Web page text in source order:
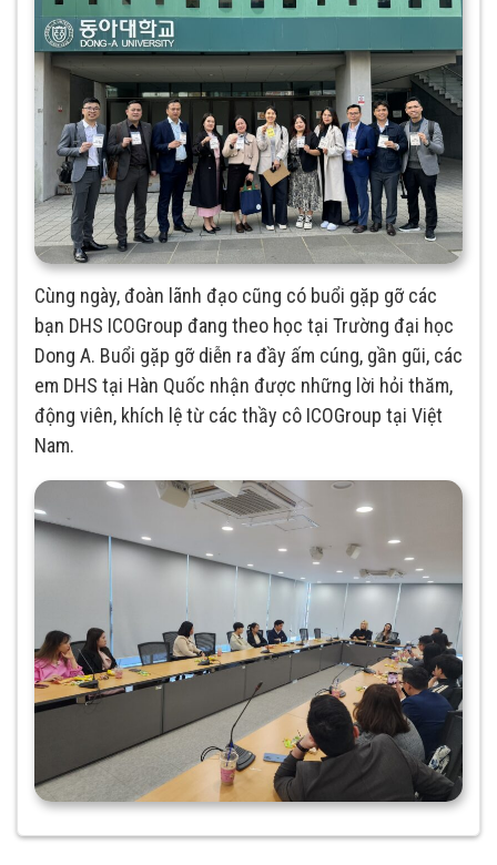
Cùng ngày, đoàn lãnh đạo cũng có buổi gặp gỡ các
bạn DHS ICOGroup đang theo học tại Trường đại học
Dong A. Buổi gặp gỡ diễn ra đầy ấm cúng, gần gũi, các
em DHS tại Hàn Quốc nhận được những lời hỏi thăm,
động viên, khích lệ từ các thầy cô ICOGroup tại Việt
Nam.